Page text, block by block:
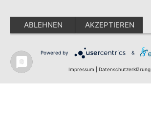
ABLEHNEN AKZEPTIEREN
Powered by &
Impressum Datenschutzerklärung